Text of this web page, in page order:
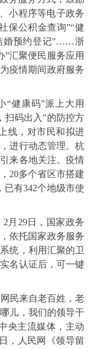
小程序等电子政务
保公积金查询”“健
婚预约登记”……浙
”汇聚便民服务应用
疫情期间政府服务
“健康码”派上大用
扫码出入”的防控方
线，对市民和拟进
进行动态管理。杭
来各地关注。疫情
20多个省区市搭建
已有342个地级市使
月29日，国家政务
依托国家政务服务
统，利用汇聚的卫
名认证后，可一键
民来自老百姓，老
儿，我们的领导干
央主流媒体，主动
，人民网《领导留